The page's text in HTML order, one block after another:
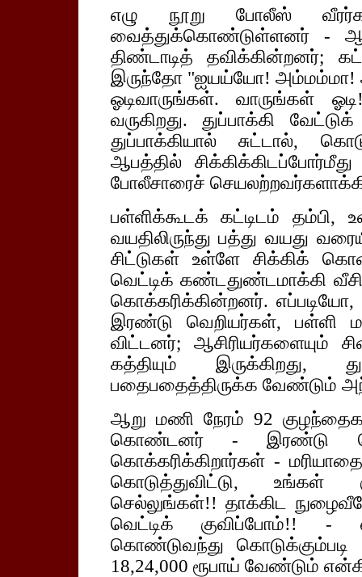
எழு நூறு போலீஸ்
வைத்துக்கொண்டுள்ளனர் -
திண்டாடித் தவிக்கின்றனர்;
இருந்தோ "ஐயய்யோ!
ஓடிவாருங்கள். வாருங்கள்
வருகிறது. துப்பாக்கி
துப்பாக்கியால் சுட்டால்,
ஆபத்தில்
போலீசாரைச்
பள்ளிக்கூடக் கட்டிடம் தம்பி,
வயதிலிருந்து பத்து வயது
சிட்டுகள் உள்ளே சிக்கிக்
வெட்டிக் கண்டதுண்டமாக்கி வீசி
கொக்கரிக்கின்றனர்.
இரண்டு வெறியர்கள், பள்ளி
விட்டனர்; ஆசிரியர்களையும்
கத்தியும் இருக்கிறது,
பதைபதைத்திருக்க வேண்டும்
ஆறு மணி நேரம் 92
கொண்டனர் - இரண்டு
கொக்கரிக்கிறார்கள் -
கொடுத்துவிட்டு, உங்கள்
செல்லுங்கள்!! தாக்கிட
வெட்டிக் குவிப்போம்!! -
கொண்டுவந்து
18,24,000 ரூபாய் வேண்டும்